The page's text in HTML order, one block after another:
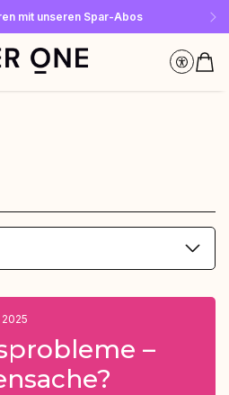
MBW - nur solange der Vorrat reicht!
und 10 €-Gutschein sichern
mit unseren Spar-Abos
2025
–